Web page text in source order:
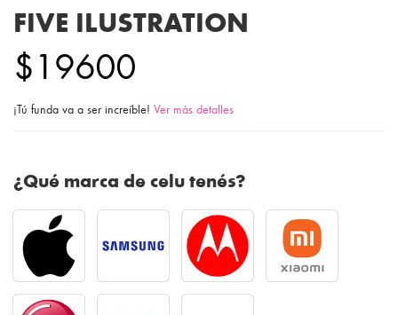
FIVE ILUSTRATION
$19600
¡Tú funda va a ser increíble! Ver más detalles
¿Qué marca de celu tenés?